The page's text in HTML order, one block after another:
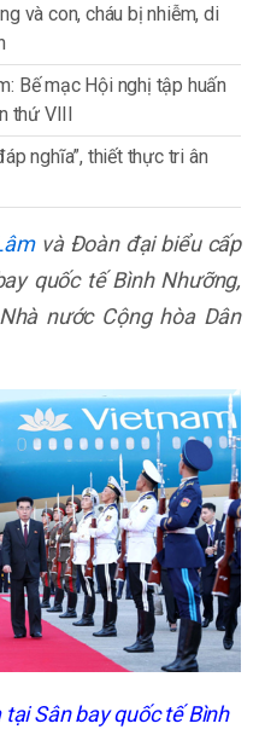
và con, cháu bị nhiễm, di
Bế mạc Hội nghị tập huấn
thứ VIII
nghĩa”, thiết thực tri ân
và Đoàn đại biểu cấp
quốc tế Bình Nhưỡng,
nước Cộng hòa Dân
Sân bay quốc tế Bình